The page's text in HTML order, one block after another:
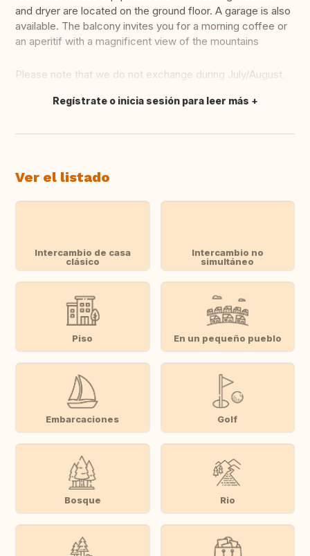
and dryer are located on the ground floor. A garage is also
available. The balcony invites you for a morning coffee or
an aperitif with a magnificent view of the mountains
Please note that we do not exchange during July/August.
Traducir
Regístrate o inicia sesión para leer más
Ver el listado
Intercambio de casa
clásico
Intercambio no
simultáneo
Piso En un pequeño pueblo
Embarcaciones Golf
Bosque Rio